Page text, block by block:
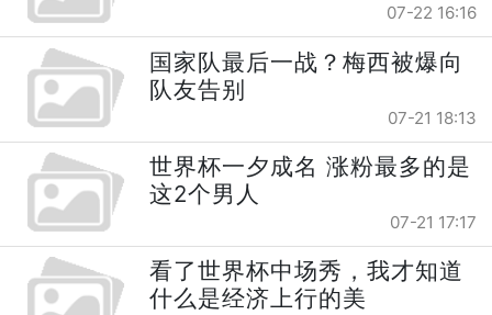
07-22 16:16
国家队最后一战？梅西被爆向
队友告别
07-21 18:13
世界杯一夕成名 涨粉最多的是
这2个男人
07-21 17:17
看了世界杯中场秀，我才知道
什么是经济上行的美